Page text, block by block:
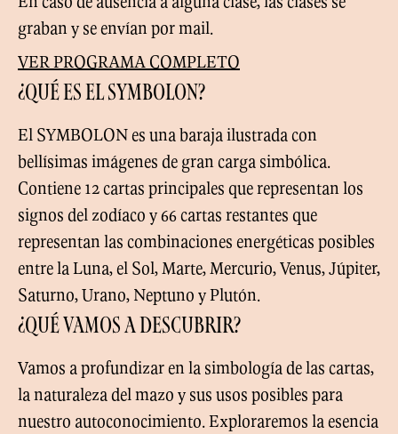
graban y se envían por mail.
VER PROGRAMA COMPLETO
¿QUÉ ES EL SYMBOLON?
El SYMBOLON es una baraja ilustrada con
bellísimas imágenes de gran carga simbólica.
Contiene 12 cartas principales que representan los
signos del zodíaco y 66 cartas restantes que
representan las combinaciones energéticas posibles
entre la Luna, el Sol, Marte, Mercurio, Venus, Júpiter,
Saturno, Urano, Neptuno y Plutón.
¿QUÉ VAMOS A DESCUBRIR?
Vamos a profundizar en la simbología de las cartas,
la naturaleza del mazo y sus usos posibles para
nuestro autoconocimiento. Exploraremos la esencia